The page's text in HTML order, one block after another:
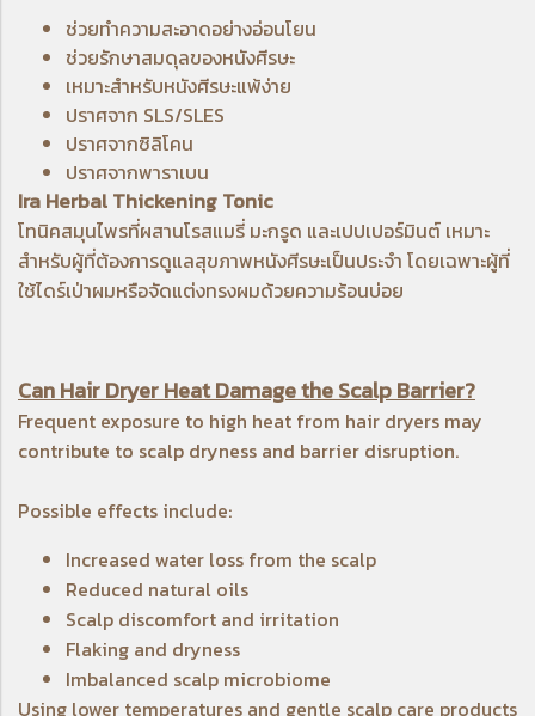
ช่วยทำความสะอาดอย่างอ่อนโยน
ช่วยรักษาสมดุลของหนังศีรษะ
เหมาะสำหรับหนังศีรษะแพ้ง่าย
ปราศจาก SLS/SLES
ปราศจากซิลิโคน
ปราศจากพาราเบน
Ira Herbal Thickening Tonic
โทนิคสมุนไพรที่ผสานโรสแมรี่ มะกรูด และเปปเปอร์มินต์ เหมาะ
สำหรับผู้ที่ต้องการดูแลสุขภาพหนังศีรษะเป็นประจำ โดยเฉพาะผู้ที่
ใช้ไดร์เป่าผมหรือจัดแต่งทรงผมด้วยความร้อนบ่อย
Can Hair Dryer Heat Damage the Scalp Barrier?
Frequent exposure to high heat from hair dryers may
contribute to scalp dryness and barrier disruption.
Possible effects include:
Increased water loss from the scalp
Reduced natural oils
Scalp discomfort and irritation
Flaking and dryness
Imbalanced scalp microbiome
Using lower temperatures and gentle scalp care products